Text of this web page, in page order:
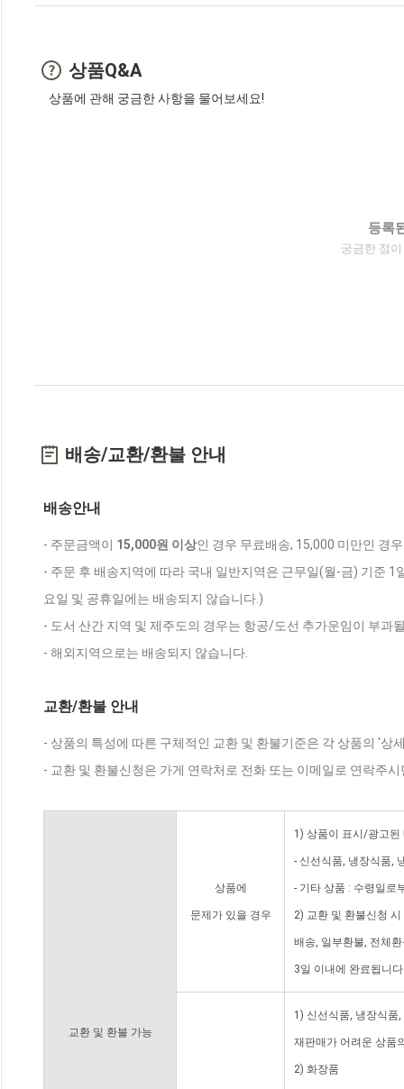
상품Q&A
상품에 관해 궁금한 사항을 물어보세요!
등록
궁금한 점
배송/교환/환불 안내
배송안내
- 주문금액이 15,000원 이상인 경우 무료배송, 15,000 미만인 경
- 주문 후 배송지역에 따라 국내 일반지역은 근무일(월-금) 기준
요일 및 공휴일에는 배송되지 않습니다.)
- 도서 산간 지역 및 제주도의 경우는 항공/도선 추가운임이 부과
- 해외지역으로는 배송되지 않습니다.
교환/환불 안내
- 상품의 특성에 따른 구체적인 교환 및 환불기준은 각 상품의 '상
- 교환 및 환불신청은 가게 연락처로 전화 또는 이메일로 연락주
교환 및 환불 가능
상품에
문제가 있을 경우
1) 상품이 표시/광고된
- 신선식품, 냉장식품,
- 기타 상품 : 수령일로
2) 교환 및 환불신청
배송, 일부환불, 전체
3일 이내에 완료됩니
1) 신선식품, 냉장식품
재판매가 어려운 상품
2) 화장품